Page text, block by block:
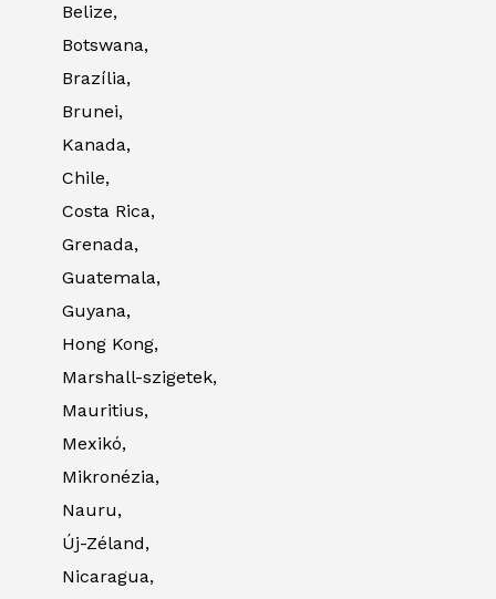
Belize,
Botswana,
Brazília,
Brunei,
Kanada,
Chile,
Costa Rica,
Grenada,
Guatemala,
Guyana,
Hong Kong,
Marshall-szigetek,
Mauritius,
Mexikó,
Mikronézia,
Nauru,
Új-Zéland,
Nicaragua,